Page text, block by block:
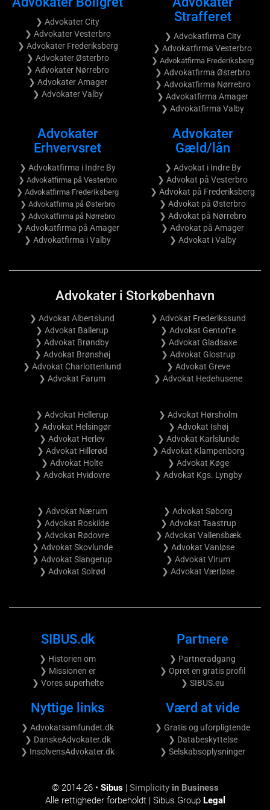
❯ Advokater City
❯ Advokater Vesterbro
❯ Advokater Frederiksberg
❯ Advokater Østerbro
❯ Advokater Nørrebro
❯ Advokater Amager
❯ Advokater Valby
Strafferet
❯ Advokatfirma City
❯ Advokatfirma Vesterbro
❯ Advokatfirma Frederiksberg
❯ Advokatfirma Østerbro
❯ Advokatfirma Nørrebro
❯ Advokatfirma Amager
❯ Advokatfirma Valby
Advokater
Erhvervsret
❯ Advokatfirma i Indre By
❯ Advokatfirma på Vesterbro
❯ Advokatfirma Frederiksberg
❯ Advokatfirma på Østerbro
❯ Advokatfirma på Nørrebro
❯ Advokatfirma på Amager
❯ Advokatfirma i Valby
Advokater
Gæld/lån
❯ Advokat i Indre By
❯ Advokat på Vesterbro
❯ Advokat på Frederiksberg
❯ Advokat på Østerbro
❯ Advokat på Nørrebro
❯ Advokat på Amager
❯ Advokat i Valby
Advokater i Storkøbenhavn
❯ Advokat Albertslund
❯ Advokat Ballerup
❯ Advokat Brøndby
❯ Advokat Brønshøj
❯ Advokat Charlottenlund
❯ Advokat Farum
❯ Advokat Frederikssund
❯ Advokat Gentofte
❯ Advokat Gladsaxe
❯ Advokat Glostrup
❯ Advokat Greve
❯ Advokat Hedehusene
❯ Advokat Hellerup
❯ Advokat Helsingør
❯ Advokat Herlev
❯ Advokat Hillerød
❯ Advokat Holte
❯ Advokat Hvidovre
❯ Advokat Hørsholm
❯ Advokat Ishøj
❯ Advokat Karlslunde
❯ Advokat Klampenborg
❯ Advokat Køge
❯ Advokat Kgs. Lyngby
❯ Advokat Nærum
❯ Advokat Roskilde
❯ Advokat Rødovre
❯ Advokat Skovlunde
❯ Advokat Slangerup
❯ Advokat Solrød
❯ Advokat Søborg
❯ Advokat Taastrup
❯ Advokat Vallensbæk
❯ Advokat Vanløse
❯ Advokat Virum
❯ Advokat Værløse
SIBUS.dk
❯ Historien om
❯ Missionen er
❯ Vores superhelte
Partnere
❯ Partneradgang
❯ Opret en gratis profil
❯ SIBUS.eu
Nyttige links
❯ Advokatsamfundet.dk
❯ DanskeAdvokater.dk
❯ InsolvensAdvokater.dk
Værd at vide
❯ Gratis og uforpligtende
❯ Databeskyttelse
❯ Selskabsoplysninger
© 2014-26 • Sibus| Simplicity in Business
Alle rettigheder forbeholdt | Sibus Group Legal